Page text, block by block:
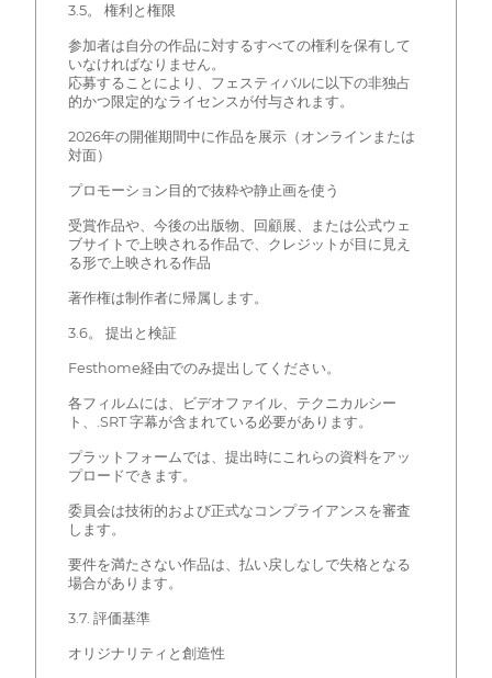
3.5。 権利と権限
参加者は自分の作品に対するすべての権利を保有して
いなければなりません。
応募することにより、フェスティバルに以下の非独占
的かつ限定的なライセンスが付与されます。
2026年の開催期間中に作品を展示（オンラインまたは
対面）
プロモーション目的で抜粋や静止画を使う
受賞作品や、今後の出版物、回顧展、または公式ウェ
ブサイトで上映される作品で、クレジットが目に見え
る形で上映される作品
著作権は制作者に帰属します。
3.6。 提出と検証
Festhome経由でのみ提出してください。
各フィルムには、ビデオファイル、テクニカルシー
ト、.SRT 字幕が含まれている必要があります。
プラットフォームでは、提出時にこれらの資料をアッ
プロードできます。
委員会は技術的および正式なコンプライアンスを審査
します。
要件を満たさない作品は、払い戻しなしで失格となる
場合があります。
3.7. 評価基準
オリジナリティと創造性